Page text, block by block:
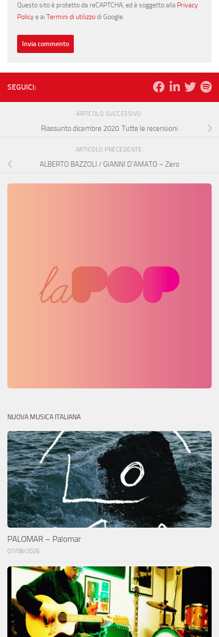
Questo sito è protetto da reCAPTCHA, ed è soggetto alla Privacy
Policye ai Termini di utilizzodi Google.
SEGUICI:
ARTICOLO SUCCESSIVO
Riassunto dicembre 2020. Tutte le recensioni
ARTICOLO PRECEDENTE
ALBERTO BAZZOLI / GIANNI D’AMATO – Zero
NUOVA MUSICA ITALIANA
PALOMAR – Palomar
07/08/2026